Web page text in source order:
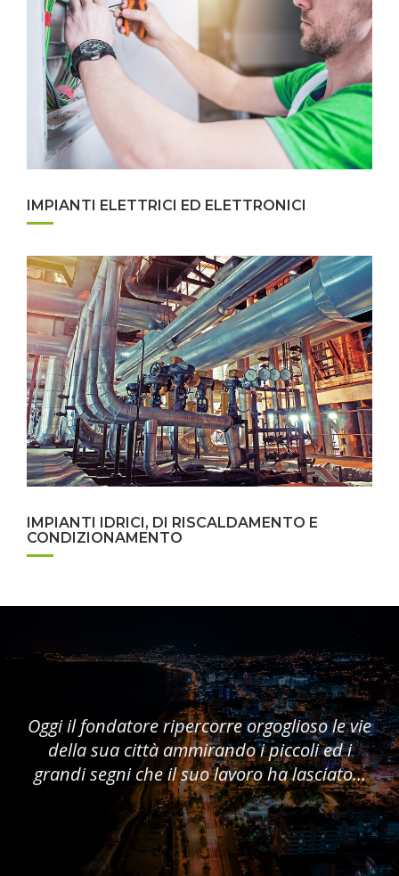
IMPIANTI ELETTRICI ED ELETTRONICI
IMPIANTI IDRICI, DI RISCALDAMENTO E
CONDIZIONAMENTO
Oggi il fondatore ripercorre orgoglioso le vie
della sua città ammirando i piccoli ed i
grandi segni che il suo lavoro ha lasciato…